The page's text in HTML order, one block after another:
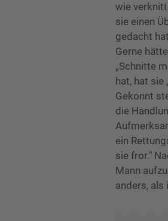
wie
sie einen
gedacht
Gerne
„Schnitte
hat, hat
Gekonnt
die
ein
sie fror."
Mann
anders, als